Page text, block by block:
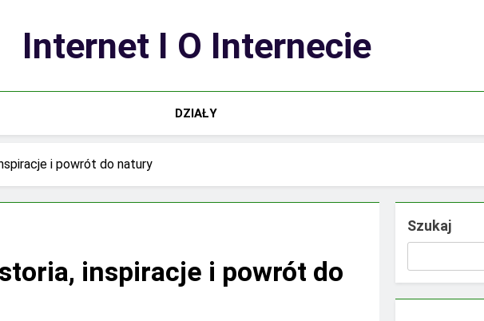
Internet I O Internecie
DZIAŁY
i powrót do natury
inspiracje i powrót do
Szukaj